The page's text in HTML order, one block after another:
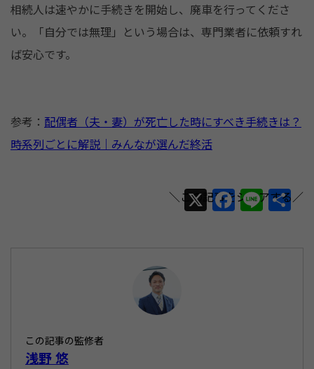
相続人は速やかに手続きを開始し、廃車を行ってくださ
い。「自分では無理」という場合は、専門業者に依頼すれ
ば安心です。
参考： 配偶者（夫・妻）が死亡した時にすべき手続きは？
時系列ごとに解説｜みんなが選んだ終活
X F Li 共
この記事の監修者
浅野 悠